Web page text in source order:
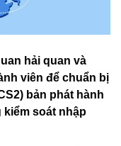
hải quan và
viên để chuẩn bị
bản phát hành
kiểm soát nhập